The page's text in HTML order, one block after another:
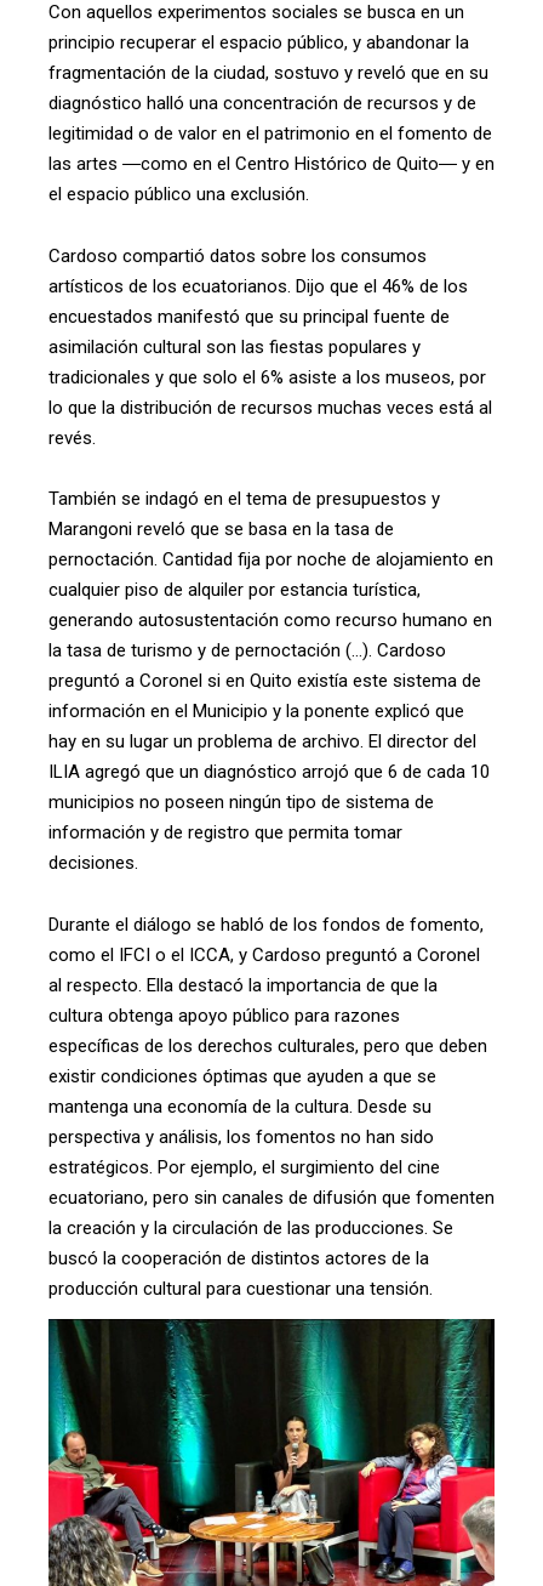
Con aquellos experimentos sociales se busca en un
principio recuperar el espacio público, y abandonar la
fragmentación de la ciudad, sostuvo y reveló que en su
diagnóstico halló una concentración de recursos y de
legitimidad o de valor en el patrimonio en el fomento de
las artes ―como en el Centro Histórico de Quito― y en
el espacio público una exclusión.
Cardoso compartió datos sobre los consumos
artísticos de los ecuatorianos. Dijo que el 46% de los
encuestados manifestó que su principal fuente de
asimilación cultural son las fiestas populares y
tradicionales y que solo el 6% asiste a los museos, por
lo que la distribución de recursos muchas veces está al
revés.
También se indagó en el tema de presupuestos y
Marangoni reveló que se basa en la tasa de
pernoctación. Cantidad fija por noche de alojamiento en
cualquier piso de alquiler por estancia turística,
generando autosustentación como recurso humano en
la tasa de turismo y de pernoctación (…). Cardoso
preguntó a Coronel si en Quito existía este sistema de
información en el Municipio y la ponente explicó que
hay en su lugar un problema de archivo. El director del
ILIA agregó que un diagnóstico arrojó que 6 de cada 10
municipios no poseen ningún tipo de sistema de
información y de registro que permita tomar
decisiones.
Durante el diálogo se habló de los fondos de fomento,
como el IFCI o el ICCA, y Cardoso preguntó a Coronel
al respecto. Ella destacó la importancia de que la
cultura obtenga apoyo público para razones
específicas de los derechos culturales, pero que deben
existir condiciones óptimas que ayuden a que se
mantenga una economía de la cultura. Desde su
perspectiva y análisis, los fomentos no han sido
estratégicos. Por ejemplo, el surgimiento del cine
ecuatoriano, pero sin canales de difusión que fomenten
la creación y la circulación de las producciones. Se
buscó la cooperación de distintos actores de la
producción cultural para cuestionar una tensión.